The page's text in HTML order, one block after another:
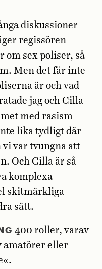
diskussioner
regissören
om sex poliser, så
Men det får inte
är och vad
jag och Cilla
med rasism
lika tydligt där
var tvungna att
Och Cilla är så
komplexa
skitmärkliga
sätt.
400 roller, varav
amatörer eller